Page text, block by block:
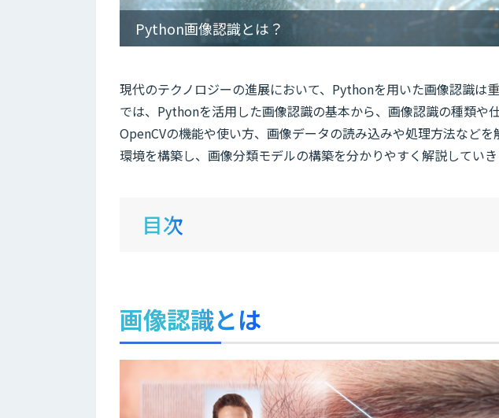
Python画像認識とは？
現代のテクノロジーの進展において、Pythonを用いた画像認識は
では、Pythonを活用した画像認識の基本から、画像認識の種類や
OpenCVの機能や使い方、画像データの読み込みや処理方法など
環境を構築し、画像分類モデルの構築を分かりやすく解説していき
目次
画像認識とは